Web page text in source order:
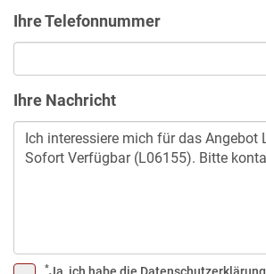
Ihre Telefonnummer
Ihre Nachricht
*